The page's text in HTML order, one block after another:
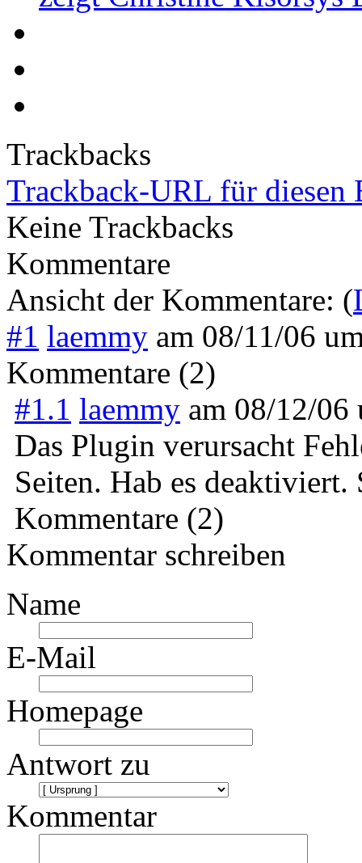
Trackbacks
Trackback-URL für diesen
Keine Trackbacks
Kommentare
Ansicht der Kommentare: (
#1 laemmy am 08/11/06
Kommentare (2)
#1.1 laemmy am 08/12/06
Das Plugin verursacht
Seiten. Hab es deaktiviert.
Kommentare (2)
Kommentar schreiben
Name
E-Mail
Homepage
Antwort zu
Kommentar